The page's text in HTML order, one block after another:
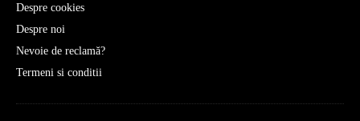
Despre cookies
Despre noi
Nevoie de reclamă?
Termeni si conditii